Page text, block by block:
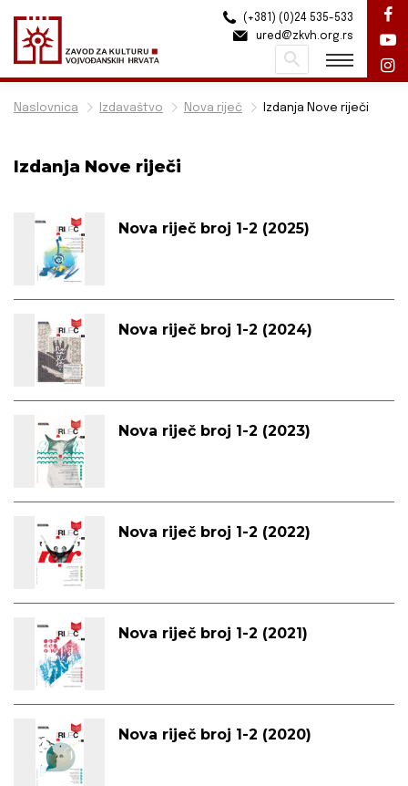
Naslovnica Izdavaštvo Nova riječ Izdanja Nove riječi
Izdanja Nove riječi
Nova riječ broj 1-2 (2025)
Nova riječ broj 1-2 (2024)
Nova riječ broj 1-2 (2023)
Nova riječ broj 1-2 (2022)
Nova riječ broj 1-2 (2021)
Nova riječ broj 1-2 (2020)
(+381) (0)24 535-533
ured@zkvh.org.rs
Pretraži